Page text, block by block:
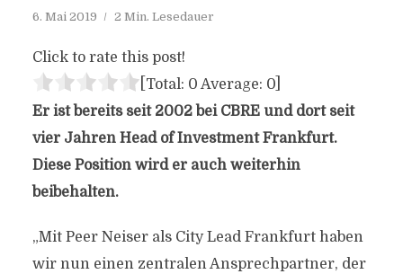
6. Mai 2019 2 Min. Lesedauer
Click to rate this post!
[Total: 0 Average: 0]
Er ist bereits seit 2002 bei CBRE und dort seit
vier Jahren Head of Investment Frankfurt.
Diese Position wird er auch weiterhin
beibehalten.
„Mit Peer Neiser als City Lead Frankfurt haben
wir nun einen zentralen Ansprechpartner, der